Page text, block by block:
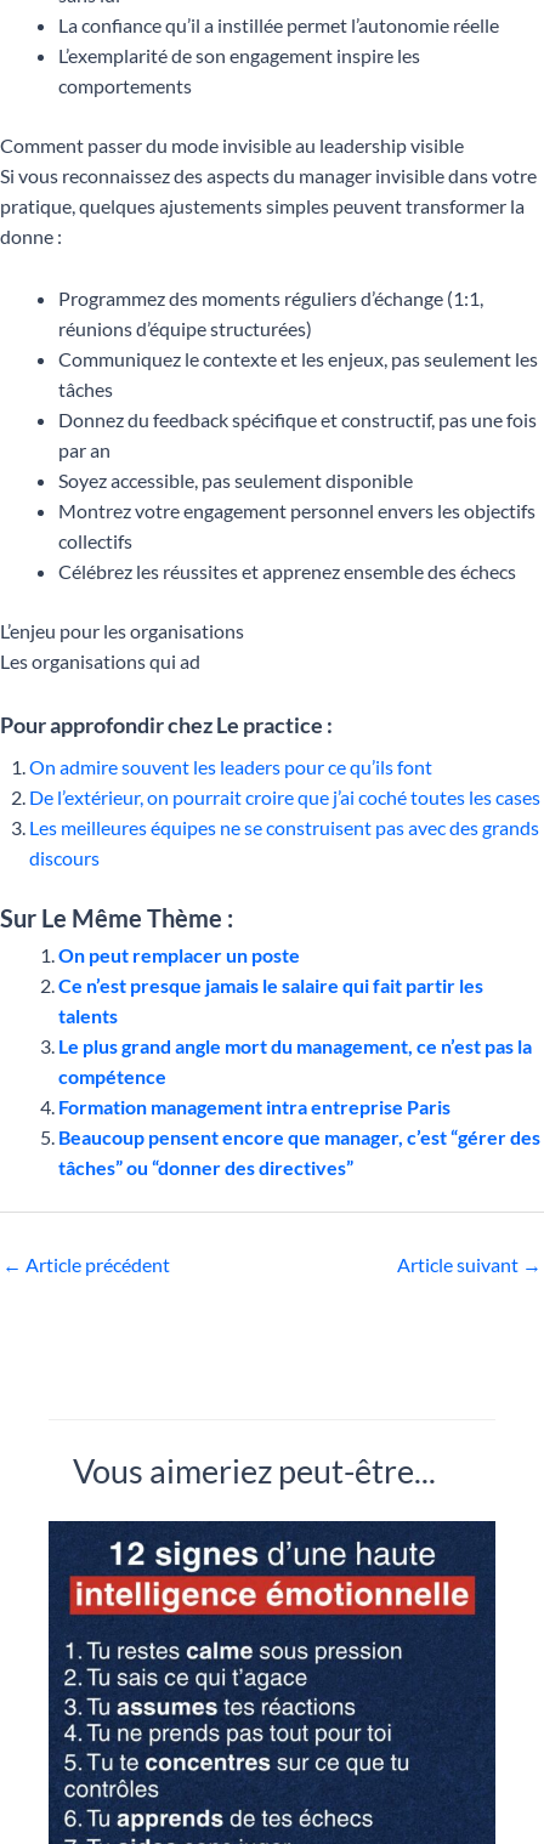
La confiance qu’il a instillée permet l’autonomie réelle
L’exemplarité de son engagement inspire les
comportements
Comment passer du mode invisible au leadership visible
Si vous reconnaissez des aspects du manager invisible dans votre
pratique, quelques ajustements simples peuvent transformer la
donne :
Programmez des moments réguliers d’échange (1:1,
réunions d’équipe structurées)
Communiquez le contexte et les enjeux, pas seulement les
tâches
Donnez du feedback spécifique et constructif, pas une fois
par an
Soyez accessible, pas seulement disponible
Montrez votre engagement personnel envers les objectifs
collectifs
Célébrez les réussites et apprenez ensemble des échecs
L’enjeu pour les organisations
Les organisations qui ad
Pour approfondir chez Le practice :
On admire souvent les leaders pour ce qu’ils font
De l’extérieur, on pourrait croire que j’ai coché toutes les cases
Les meilleures équipes ne se construisent pas avec des grands
discours
Sur Le Même Thème :
On peut remplacer un poste
Ce n’est presque jamais le salaire qui fait partir les
talents
Le plus grand angle mort du management, ce n’est pas la
compétence
Formation management intra entreprise Paris
Beaucoup pensent encore que manager, c’est “gérer des
tâches” ou “donner des directives”
← Article précédent Article suivant →
Vous aimeriez peut-être...